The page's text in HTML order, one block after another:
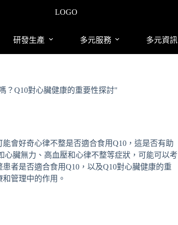
LOGO
研發生產 多元服務 多元資訊
？Q10對心臟健康的重要性探討"
會好奇心律不整是否適合食用Q10，這是否有助
臟無力、高血壓和心律不整等症狀，可能可以考
者是否適合食用Q10，以及Q10對心臟健康的重
管理中的作用。